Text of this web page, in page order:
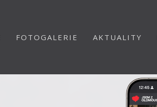
FOTOGALERIE AKTUALITY